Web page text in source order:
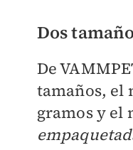
Dos
De
tamaños, el
gramos y el